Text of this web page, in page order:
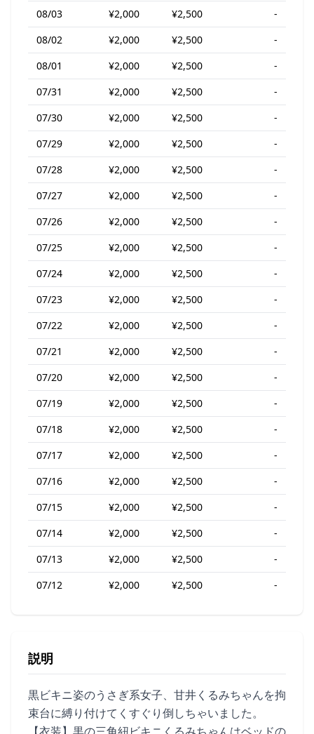
08/03
¥2,000 ¥2,500
-
08/02
¥2,000 ¥2,500
-
08/01
¥2,000 ¥2,500
-
07/31
¥2,000 ¥2,500
-
07/30
¥2,000 ¥2,500
-
07/29
¥2,000 ¥2,500
-
07/28
¥2,000 ¥2,500
-
07/27
¥2,000 ¥2,500
-
07/26
¥2,000 ¥2,500
-
07/25
¥2,000 ¥2,500
-
07/24
¥2,000 ¥2,500
-
07/23
¥2,000 ¥2,500
-
07/22
¥2,000 ¥2,500
-
07/21
¥2,000 ¥2,500
-
07/20
¥2,000 ¥2,500
-
07/19
¥2,000 ¥2,500
-
07/18
¥2,000 ¥2,500
-
07/17
¥2,000 ¥2,500
-
07/16
¥2,000 ¥2,500
-
07/15
¥2,000 ¥2,500
-
07/14
¥2,000 ¥2,500
-
07/13
¥2,000 ¥2,500
-
07/12
¥2,000 ¥2,500 -
説明
黒ビキニ姿のうさぎ系女子、甘井くるみちゃんを拘
束台に縛り付けてくすぐり倒しちゃいました。